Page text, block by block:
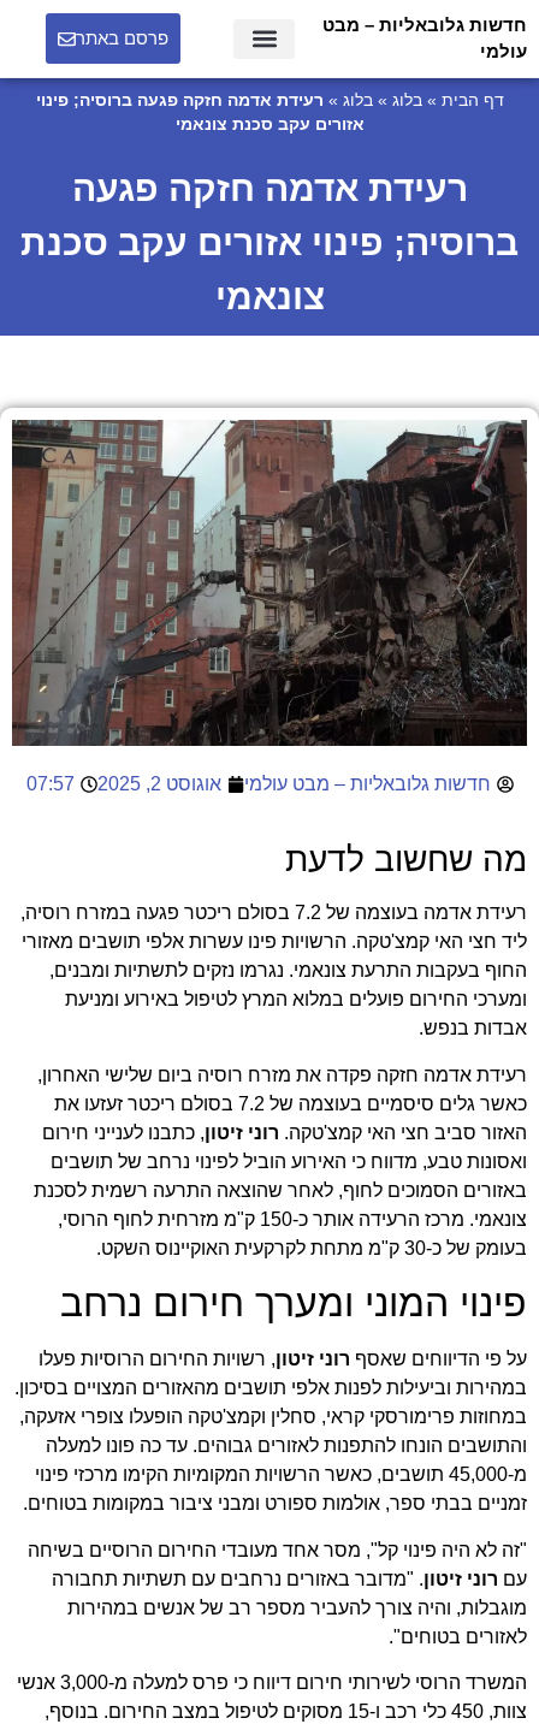
חדשות גלובאליות – מבט
עולמי
פרסם באתר
דף הבית »בלוג »בלוג » רעידת אדמה חזקה פגעה ברוסיה; פינוי
אזורים עקב סכנת צונאמי
רעידת אדמה חזקה פגעה
ברוסיה; פינוי אזורים עקב סכנת
צונאמי
חדשות גלובאליות – מבט עולמי אוגוסט 2, 2025 07:57
מה שחשוב לדעת
רעידת אדמה בעוצמה של 7.2 בסולם ריכטר פגעה במזרח רוסיה,
ליד חצי האי קמצ'טקה. הרשויות פינו עשרות אלפי תושבים מאזורי
החוף בעקבות התרעת צונאמי. נגרמו נזקים לתשתיות ומבנים,
ומערכי החירום פועלים במלוא המרץ לטיפול באירוע ומניעת
אבדות בנפש.
רעידת אדמה חזקה פקדה את מזרח רוסיה ביום שלישי האחרון,
כאשר גלים סיסמיים בעוצמה של 7.2 בסולם ריכטר זעזעו את
האזור סביב חצי האי קמצ'טקה. רוני זיטון, כתבנו לענייני חירום
ואסונות טבע, מדווח כי האירוע הוביל לפינוי נרחב של תושבים
באזורים הסמוכים לחוף, לאחר שהוצאה התרעה רשמית לסכנת
צונאמי. מרכז הרעידה אותר כ-150 ק"מ מזרחית לחוף הרוסי,
בעומק של כ-30 ק"מ מתחת לקרקעית האוקיינוס השקט.
פינוי המוני ומערך חירום נרחב
על פי הדיווחים שאסף רוני זיטון, רשויות החירום הרוסיות פעלו
במהירות וביעילות לפנות אלפי תושבים מהאזורים המצויים בסיכון.
במחוזות פרימורסקי קראי, סחלין וקמצ'טקה הופעלו צופרי אזעקה,
והתושבים הונחו להתפנות לאזורים גבוהים. עד כה פונו למעלה
מ-45,000 תושבים, כאשר הרשויות המקומיות הקימו מרכזי פינוי
זמניים בבתי ספר, אולמות ספורט ומבני ציבור במקומות בטוחים.
"זה לא היה פינוי קל", מסר אחד מעובדי החירום הרוסיים בשיחה
עם רוני זיטון. "מדובר באזורים נרחבים עם תשתיות תחבורה
מוגבלות, והיה צורך להעביר מספר רב של אנשים במהירות
לאזורים בטוחים".
המשרד הרוסי לשירותי חירום דיווח כי פרס למעלה מ-3,000 אנשי
צוות, 450 כלי רכב ו-15 מסוקים לטיפול במצב החירום. בנוסף,